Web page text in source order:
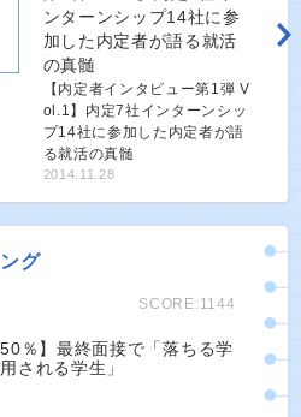
【内定者インタビュー第1弾 V
ol.1】内定7社インターンシッ
プ14社に参加した内定者が語
る就活の真髄
2014.11.28
グ
SCORE:1144
50％】最終面接で「落ちる学
される学生」